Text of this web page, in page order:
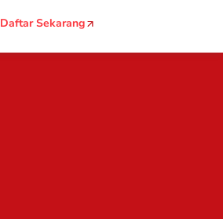
Daftar Sekarang